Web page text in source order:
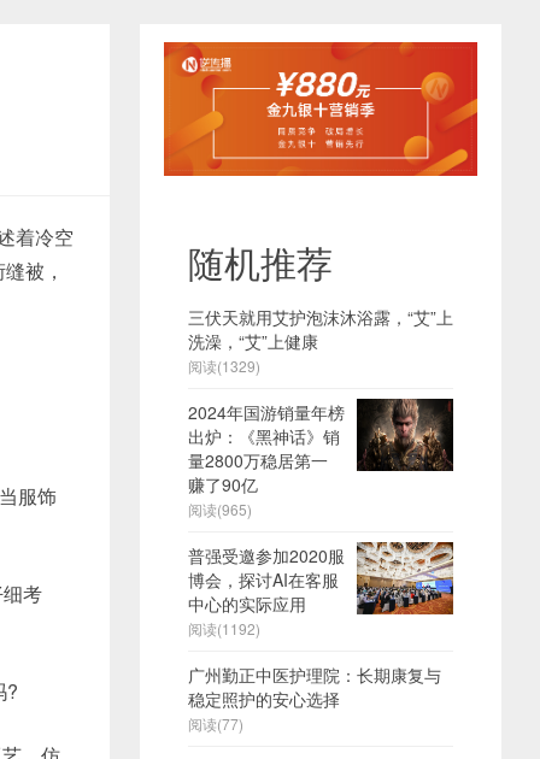
着冷空
被，
服饰
考
?
随机推荐
三伏天就用艾护泡沫沐浴露，“艾”上
洗澡，“艾”上健康
阅读(1329)
2024年国游销量年榜
出炉：《黑神话》销
量2800万稳居第一
赚了90亿
阅读(965)
普强受邀参加2020服
博会，探讨AI在客服
中心的实际应用
阅读(1192)
广州勤正中医护理院：长期康复与
稳定照护的安心选择
阅读(77)